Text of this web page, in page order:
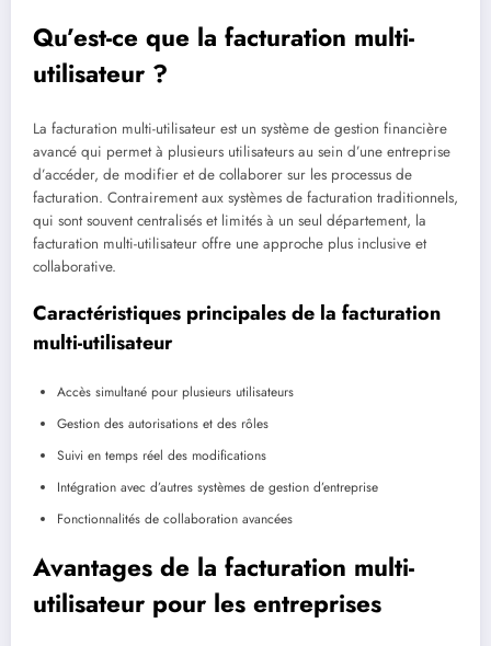
Qu’est-ce que la facturation multi-
utilisateur ?
La facturation multi-utilisateur est un système de gestion financière
avancé qui permet à plusieurs utilisateurs au sein d’une entreprise
d’accéder, de modifier et de collaborer sur les processus de
facturation. Contrairement aux systèmes de facturation traditionnels,
qui sont souvent centralisés et limités à un seul département, la
facturation multi-utilisateur offre une approche plus inclusive et
collaborative.
Caractéristiques principales de la facturation
multi-utilisateur
Accès simultané pour plusieurs utilisateurs
Gestion des autorisations et des rôles
Suivi en temps réel des modifications
Intégration avec d’autres systèmes de gestion d’entreprise
Fonctionnalités de collaboration avancées
Avantages de la facturation multi-
utilisateur pour les entreprises